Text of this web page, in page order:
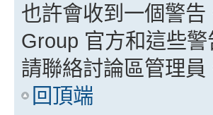
也許會收到一個警
Group 官方和這些
請聯絡討論區管理員
回頂端